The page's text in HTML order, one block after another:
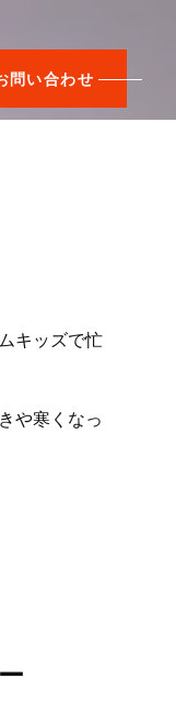
問い合わせ
キッズで忙
や寒くなっ